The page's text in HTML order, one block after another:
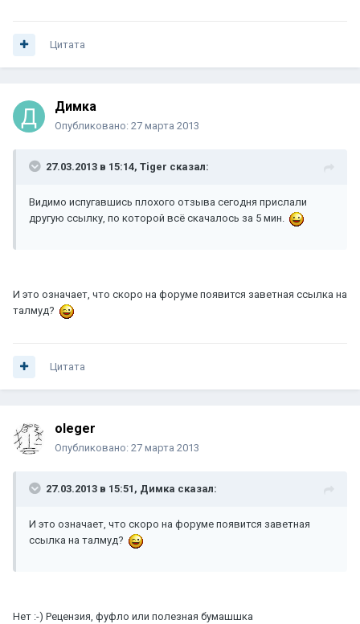
Цитата
Димка
Опубликовано: 27 марта 2013
27.03.2013 в 15:14, Tiger сказал:
Видимо испугавшись плохого отзыва сегодня прислали
другую ссылку, по которой всё скачалось за 5 мин.
И это означает, что скоро на форуме появится заветная ссылка на
талмуд?
Цитата
oleger
Опубликовано: 27 марта 2013
27.03.2013 в 15:51, Димка сказал:
И это означает, что скоро на форуме появится заветная
ссылка на талмуд?
Нет :-) Рецензия, фуфло или полезная бумашшка